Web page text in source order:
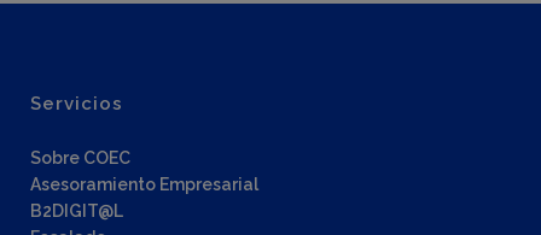
Servicios
Sobre COEC
Asesoramiento Empresarial
B2DIGIT@L